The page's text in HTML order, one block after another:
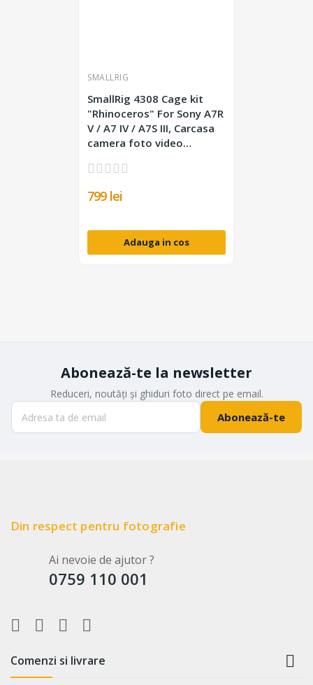
SMALLRIG
SmallRig 4308 Cage kit
"Rhinoceros" For Sony A7R
V / A7 IV / A7S III, Carcasa
camera foto video
799 lei
Adauga in cos
Abonează-te la newsletter
Reduceri, noutăți și ghiduri foto direct pe email.
Abonează-te
Din respect pentru fotografie
Ai nevoie de ajutor ?
0759 110 001
Comenzi si livrare 